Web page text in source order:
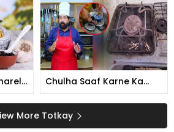
Chulha Saaf Karne Ka
More Totkay